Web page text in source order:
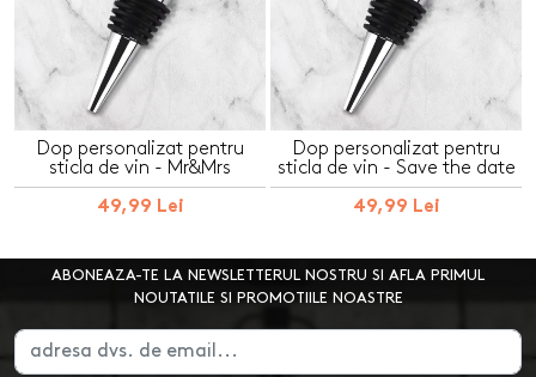
Dop personalizat pentru
sticla de vin - Mr&Mrs
49,99 Lei
Dop personalizat pentru
sticla de vin - Save the date
49,99 Lei
ABONEAZA-TE LA NEWSLETTERUL NOSTRU SI AFLA PRIMUL
NOUTATILE SI PROMOTIILE NOASTRE